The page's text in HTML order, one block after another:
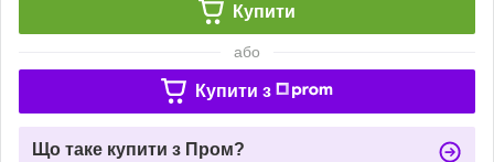
Купити
або
Купити з
Що таке купити з Пром?